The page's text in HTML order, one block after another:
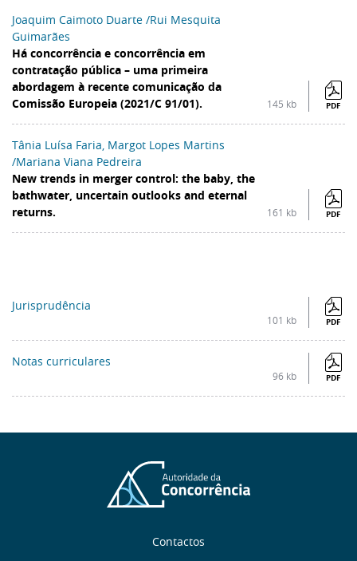
Joaquim Caimoto Duarte /Rui Mesquita
Guimarães
Há concorrência e concorrência em
contratação pública – uma primeira
abordagem à recente comunicação da
Comissão Europeia (2021/C 91/01).
145 kb PDF
Tânia Luísa Faria, Margot Lopes Martins
/Mariana Viana Pedreira
New trends in merger control: the baby, the
bathwater, uncertain outlooks and eternal
returns.
161 kb PDF
Jurisprudência
101 kb PDF
Notas curriculares
96 kb PDF
Contactos